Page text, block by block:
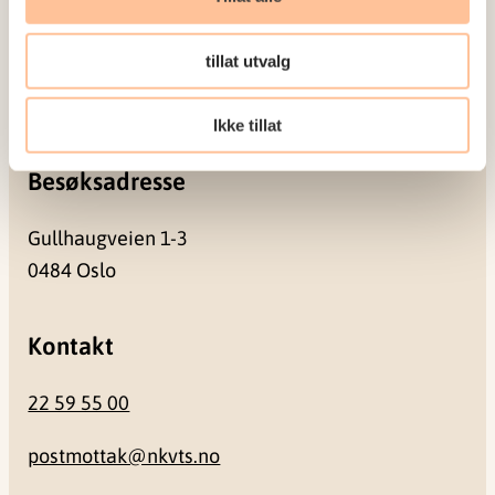
tillat utvalg
Ikke tillat
0409 Oslo
Besøksadresse
Gullhaugveien 1-3
0484 Oslo
Kontakt
22 59 55 00
postmottak@nkvts.no